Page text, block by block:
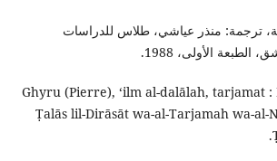
ترجمة: منذر عياشي، طلاس للدراسات
الأولى، 1988.
Ghyru (Pierre), ʻilm al-dalālah, tarjamat :
Ṭalās lil-Dirāsāt wa-al-Tarjamah wa-al-